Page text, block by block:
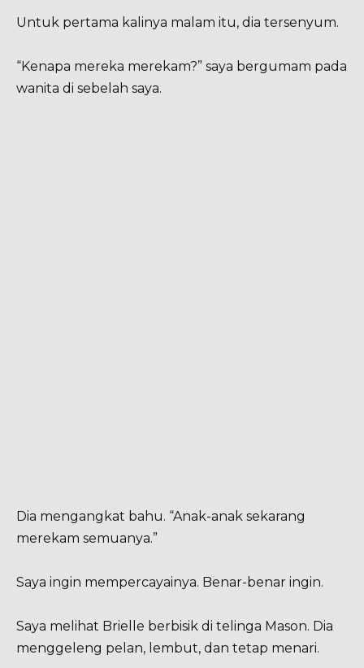
Untuk pertama kalinya malam itu, dia tersenyum.
“Kenapa mereka merekam?” saya bergumam pada
wanita di sebelah saya.
Dia mengangkat bahu. “Anak-anak sekarang
merekam semuanya.”
Saya ingin mempercayainya. Benar-benar ingin.
Saya melihat Brielle berbisik di telinga Mason. Dia
menggeleng pelan, lembut, dan tetap menari.